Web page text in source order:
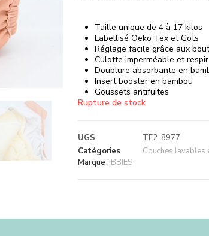
Taille unique de 4 à 17 kilos
Labellisé Oeko Tex et Gots
Réglage facile grâce aux
Culotte imperméable et
Doublure absorbante en
Insert booster en bambou
Goussets antifuites
Rupture de stock
UGS
TE2-8977
Catégories
Couches lavables
Marque : BBIES